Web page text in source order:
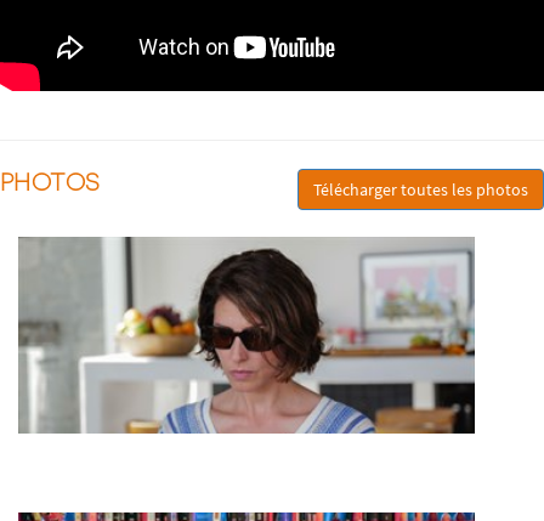
PHOTOS Télécharger toutes les photos